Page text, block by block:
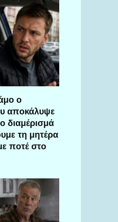
ο
αποκάλυψε
διαμέρισμά
τη μητέρα
ποτέ στο